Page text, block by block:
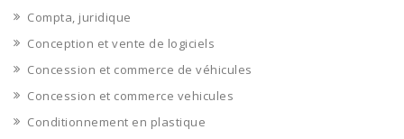
Compta, juridique
Conception et vente de logiciels
Concession et commerce de véhicules
Concession et commerce vehicules
Conditionnement en plastique